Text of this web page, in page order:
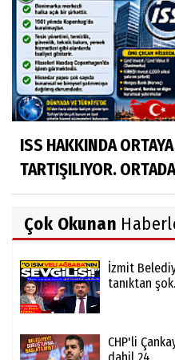
ISS HAKKINDA
TARTIŞILIYOR.
Çok Okunan
İzmit
tanıktan
CHP'li